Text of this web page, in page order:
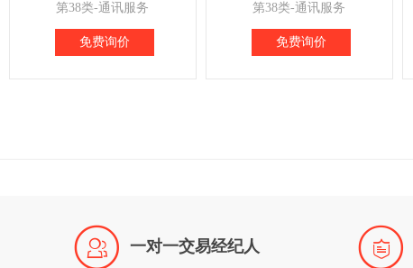
第38类-通讯服务
免费询价
第38类-通讯服务
免费询价
 一对一交易经纪人 